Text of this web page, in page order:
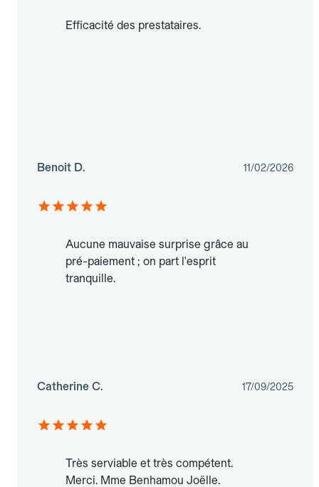
Efficacité des prestataires.
Benoit D. 11/02/2026
Aucune mauvaise surprise grâce au
pré-paiement ; on part l'esprit
tranquille.
Catherine C. 17/09/2025
Très serviable et très compétent.
Merci. Mme Benhamou Joëlle.